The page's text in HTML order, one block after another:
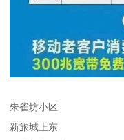
朱雀坊小区
新旅城上东